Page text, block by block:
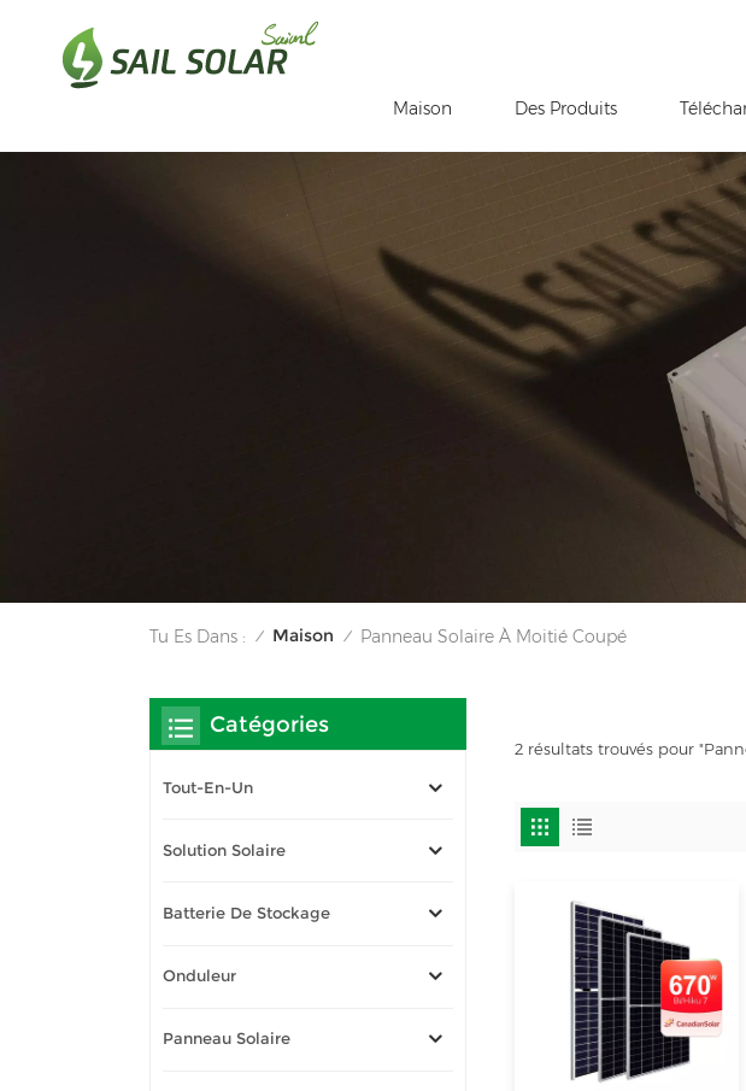
Maison Des Produits
Tu Es Dans : / Maison / Panneau Solaire À Moitié Coupé
2 résultats trouvés pour
Catégories
Tout-En-Un
Solution Solaire
Batterie De Stockage
Onduleur
Panneau Solaire